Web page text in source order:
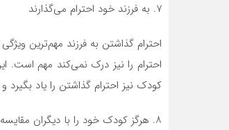
۷. به فرزند خود احترام می‌گذارند
احترام گذاشتن به فرزند مهم‌ترین
احترام را نیز درک نمی‌کند مهم
کودک نیز احترام گذاشتن را یاد بگیرد
۸. هرگز کودک خود را با دیگران مقایسه نمی‌کنند